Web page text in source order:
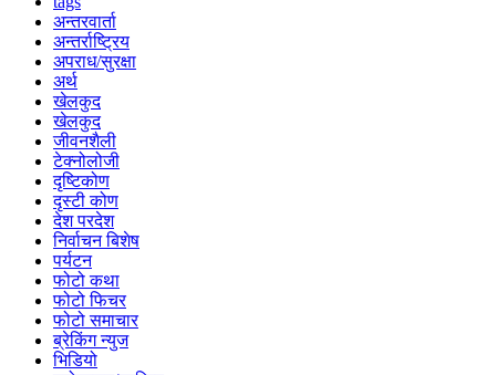
अन्तरवार्ता
अन्तर्राष्ट्रिय
अपराध/सुरक्षा
अर्थ
खेलकुद
खेलकुद
जीवनशैली
टेक्नोलोजी
दृष्टिकोण
दृस्टी कोण
देश परदेश
निर्वाचन बिशेष
पर्यटन
फोटो कथा
फोटो फिचर
फोटो समाचार
ब्रेकिंग न्युज
भिडियो